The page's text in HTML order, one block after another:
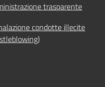
trasparente
condotte illecite